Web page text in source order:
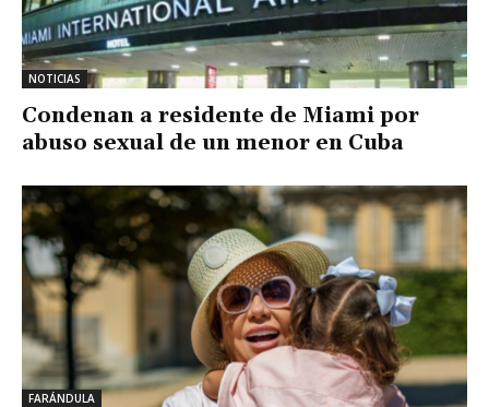
NOTICIAS
Condenan a residente de Miami por
abuso sexual de un menor en Cuba
FARÁNDULA